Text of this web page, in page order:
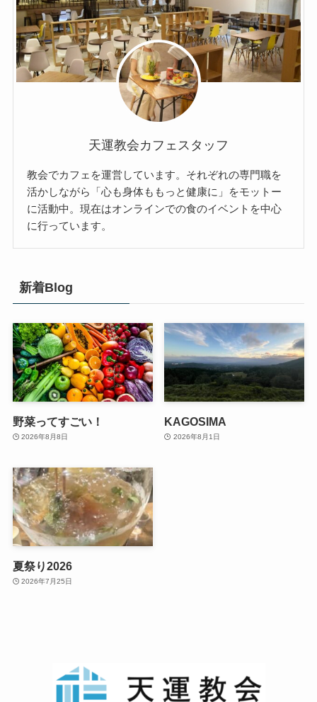
天運教会カフェスタッフ
教会でカフェを運営しています。それぞれの専門職を
活かしながら「心も身体ももっと健康に」をモットー
に活動中。現在はオンラインでの食のイベントを中心
に行っています。
新着Blog
野菜ってすごい！
2026年8月8日
KAGOSIMA
2026年8月1日
夏祭り2026
2026年7月25日